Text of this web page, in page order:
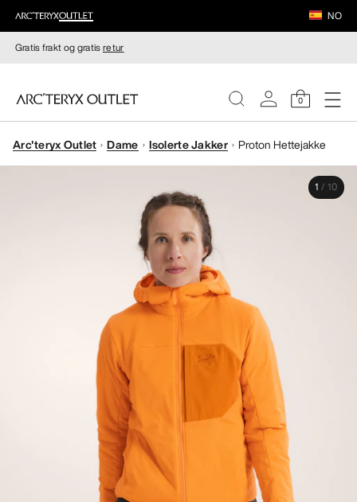
NO
Gratis frakt og gratisretur
0
DAMER
Arc'teryx Outlet Dame Isolerte Jakker Proton Hettejakke
1 / 10